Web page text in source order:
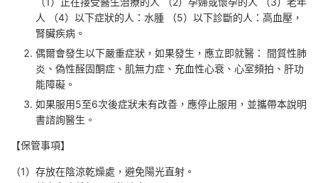
人 （4）以下症狀的人：水腫 （5）以下診斷的人：高血壓，
腎臟疾病。
偶爾會發生以下嚴重症狀，如果發生，應立即就醫： 間質性肺
炎、偽性醛固酮症、肌無力症、充血性心衰、心室頻拍、肝功
能障礙。
如果服用5至6次後症狀未有改善，應停止服用，並攜帶本說明
書諮詢醫生。
【保管事項】
（1）存放在陰涼乾燥處，避免陽光直射。